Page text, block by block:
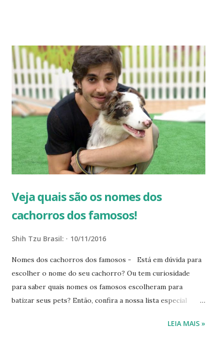
cachorros, mais de 1500 nomes de cachorro. Pensando na
dificuldade que algumas famílias encontram na hora de
escolher um nome para o cachorro, trago hoje uma
interessante lista de nomes de cachorro machos e fêmeas,
em ordem alfabética. Você sabia que o nome do seu
cachorro diz muito a respeito da sua personalidade? Os
nomes de cachorro indicam muito sobre como você vê um
cachorro e além disso, é fundamental para o
relacionamento com ele. Alguns nomes de cachorro podem
até mesmo levar as ...
Veja quais são os nomes dos
cachorros dos famosos!
Shih Tzu Brasil: 10/11/2016
Nomes dos cachorros dos famosos - Está em dúvida para
escolher o nome do seu cachorro? Ou tem curiosidade
para saber quais nomes os famosos escolheram para
batizar seus pets? Então, confira a nossa lista especial
Alfredo e até Nietzsche! Esses são alguns dos nomesLEIA MAIS »